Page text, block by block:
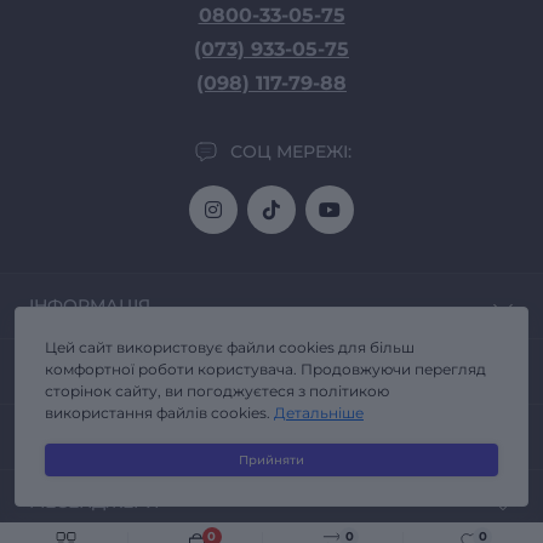
0 0
0
0800-33-05-75
(073) 933-05-75
(098) 117-79-88
СОЦ МЕРЕЖІ:
ІНФОРМАЦІЯ
Доставка та Оплата
Про магазин
Політика конфіденційності
Договір публічної оферти
Повернення товару
Зворотній зв'язок
ПОПУЛЯРНЕ
Автозвук
Головні пристрої
Світлодіодні Bi-Led лінзи
Світлодіодні Балки (Led Bar)
Led лампи головного світла
Київ
info@autoeffect.com.ua
МЕСЕНДЖЕРИ
Цей сайт використовує файли cookies для більш
комфортної роботи користувача. Продовжуючи перегляд
сторінок сайту, ви погоджуєтеся з політикою
використання файлів cookies. Детальніше
Прийняти